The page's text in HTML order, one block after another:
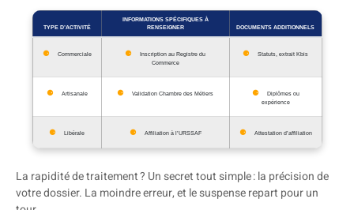
TYPE D’ACTIVITÉ
INFORMATIONS SPÉCIFIQUES À
RENSEIGNER
DOCUMENTS ADDITIONNELS
Commerciale
Inscription au Registre du
Commerce
Statuts, extrait Kbis
Artisanale Validation Chambre des Métiers
Diplômes ou
expérience
Libérale Affiliation à l’URSSAF Attestation d’affiliation
La rapidité de traitement ? Un secret tout simple : la précision de
votre dossier. La moindre erreur, et le suspense repart pour un